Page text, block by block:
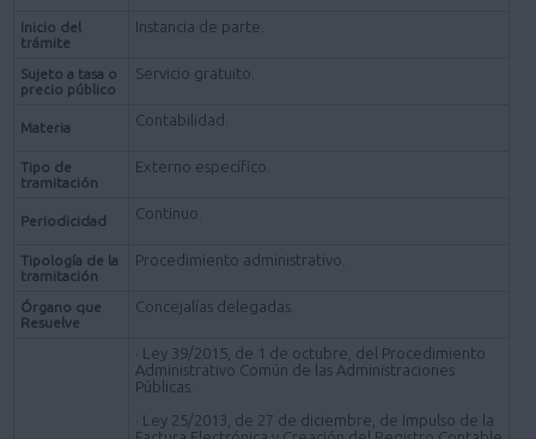
Inicio del
trámite
Instancia de parte.
Sujeto a tasa o
precio público
Servicio gratuito.
Materia Contabilidad.
Tipo de
tramitación
Externo específico.
Periodicidad Continuo.
Tipología de la
tramitación
Procedimiento administrativo.
Órgano que
Resuelve
Concejalías delegadas.
· Ley 39/2015, de 1 de octubre, del Procedimiento
Administrativo Común de las Administraciones
Públicas.
· Ley 25/2013, de 27 de diciembre, de Impulso de la